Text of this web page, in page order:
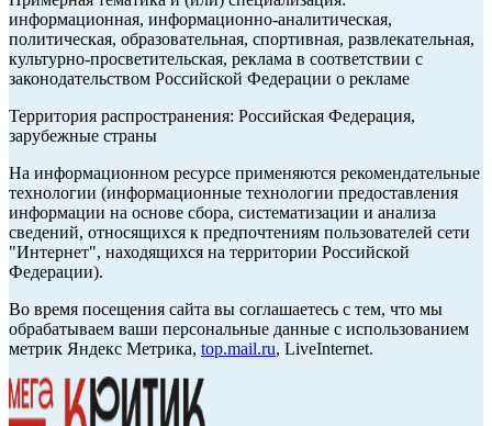
информационная, информационно-аналитическая,
политическая, образовательная, спортивная, развлекательная,
культурно-просветительская, реклама в соответствии с
законодательством Российской Федерации о рекламе
Территория распространения: Российская Федерация,
зарубежные страны
На информационном ресурсе применяются рекомендательные
технологии (информационные технологии предоставления
информации на основе сбора, систематизации и анализа
сведений, относящихся к предпочтениям пользователей сети
"Интернет", находящихся на территории Российской
Федерации).
Во время посещения сайта вы соглашаетесь с тем, что мы
обрабатываем ваши персональные данные с использованием
метрик Яндекс Метрика, top.mail.ru, LiveInternet.